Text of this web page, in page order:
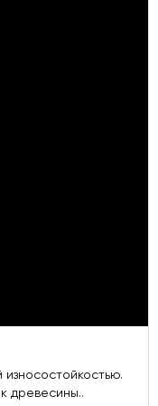
древесины..